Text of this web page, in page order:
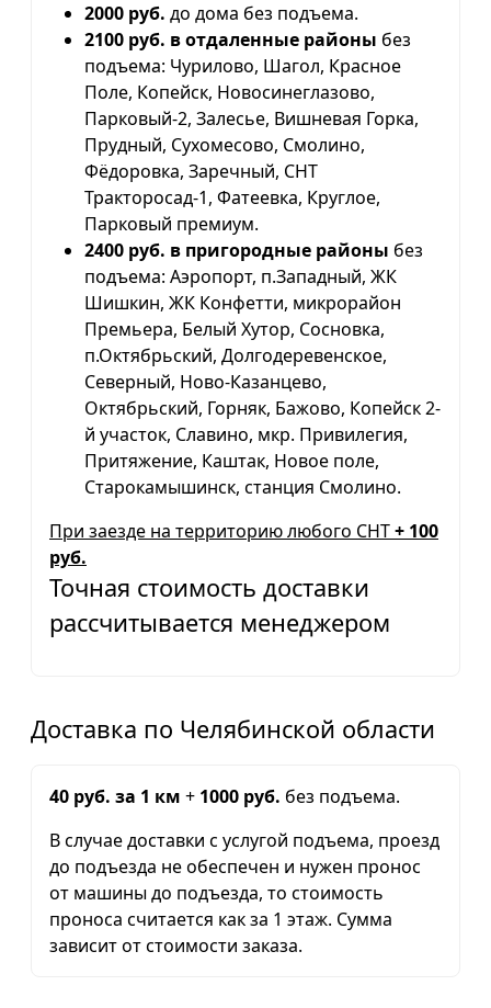
2000 руб. до дома без подъема.
2100 руб. в отдаленные районы без
подъема: Чурилово, Шагол, Красное
Поле, Копейск, Новосинеглазово,
Парковый-2, Залесье, Вишневая Горка,
Прудный, Сухомесово, Смолино,
Фёдоровка, Заречный, СНТ
Тракторосад-1, Фатеевка, Круглое,
Парковый премиум.
2400 руб. в пригородные районы без
подъема: Аэропорт, п.Западный, ЖК
Шишкин, ЖК Конфетти, микрорайон
Премьера, Белый Хутор, Сосновка,
п.Октябрьский, Долгодеревенское,
Северный, Ново-Казанцево,
Октябрьский, Горняк, Бажово, Копейск 2-
й участок, Славино, мкр. Привилегия,
Притяжение, Каштак, Новое поле,
Старокамышинск, станция Смолино.
При заезде на территорию любого СНТ+ 100
руб.
Точная стоимость доставки
рассчитывается менеджером
Доставка по Челябинской области
40 руб. за 1 км + 1000 руб. без подъема.
В случае доставки с услугой подъема, проезд
до подъезда не обеспечен и нужен пронос
от машины до подъезда, то стоимость
проноса считается как за 1 этаж. Сумма
зависит от стоимости заказа.